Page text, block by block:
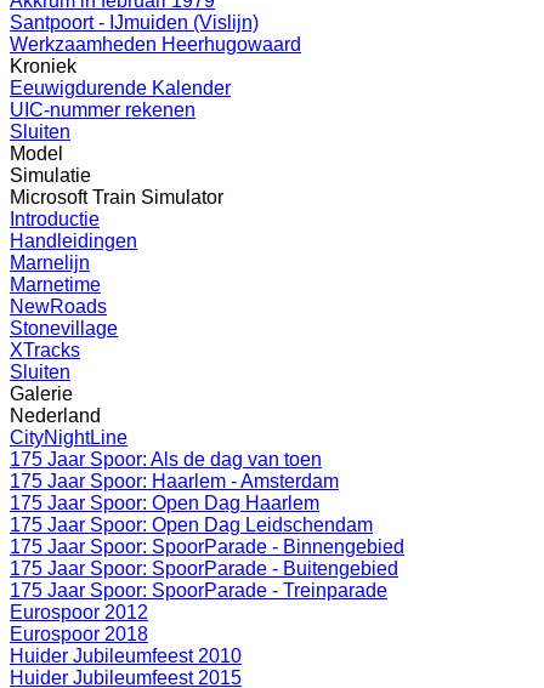
Santpoort - IJmuiden (Vislijn)
Werkzaamheden Heerhugowaard
Kroniek
Eeuwigdurende Kalender
UIC-nummer rekenen
Sluiten
Model
Simulatie
Microsoft Train Simulator
Introductie
Handleidingen
Marnelijn
Marnetime
NewRoads
Stonevillage
XTracks
Sluiten
Galerie
Nederland
CityNightLine
175 Jaar Spoor: Als de dag van toen
175 Jaar Spoor: Haarlem - Amsterdam
175 Jaar Spoor: Open Dag Haarlem
175 Jaar Spoor: Open Dag Leidschendam
175 Jaar Spoor: SpoorParade - Binnengebied
175 Jaar Spoor: SpoorParade - Buitengebied
175 Jaar Spoor: SpoorParade - Treinparade
Eurospoor 2012
Eurospoor 2018
Huider Jubileumfeest 2010
Huider Jubileumfeest 2015